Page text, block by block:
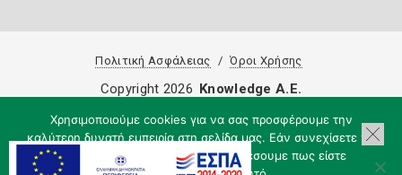
Πολιτική Ασφάλειας Όροι Χρήσης
Χρησιμοποιούμε cookies για να σας προσφέρουμε την
καλύτερη δυνατή εμπειρία στη σελίδα μας. Εάν συνεχίσετε να
χρησιμοποιείτε τη σελίδα, θα υποθέσουμε πως είστε
Copyright 2026 Knowledge A.E.